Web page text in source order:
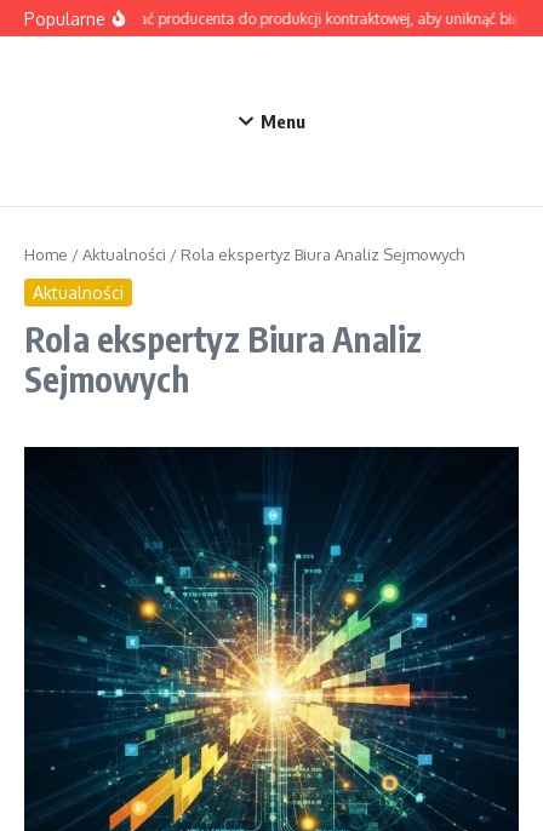
Przejdź do treści
PopularneJak wybrać producenta do produkcji kontraktowej, aby uniknąć
Menu
Home /Aktualności / Rola ekspertyz Biura Analiz Sejmowych
Aktualności
Rola ekspertyz Biura Analiz
Sejmowych